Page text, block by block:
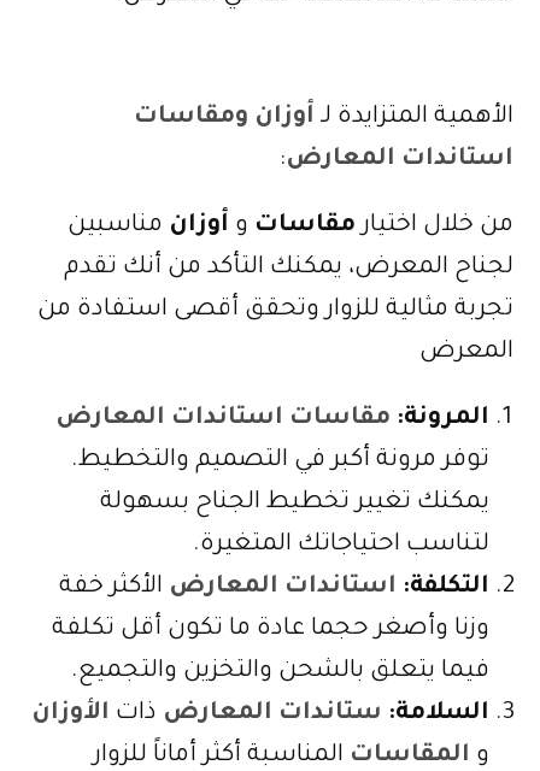
الأهمية المتزايدة لـ أوزان ومقاسات
استاندات المعارض:
من خلال اختيارمقاسات و أوزان مناسبين
لجناح المعرض، يمكنك التأكد من أنك تقدم
تجربة مثالية للزوار وتحقق أقصى استفادة من
المعرض
المرونة: مقاسات استاندات المعارض
توفر مرونة أكبر في التصميم والتخطيط.
يمكنك تغيير تخطيط الجناح بسهولة
لتناسب احتياجاتك المتغيرة.
التكلفة: استاندات المعارض الأكثر خفة
وزنا وأصغر حجما عادة ما تكون أقل تكلفة
فيما يتعلق بالشحن والتخزين والتجميع.
السلامة: ستاندات المعارض ذات الأوزان
و المقاسات المناسبة أكثر أماناً للزوار